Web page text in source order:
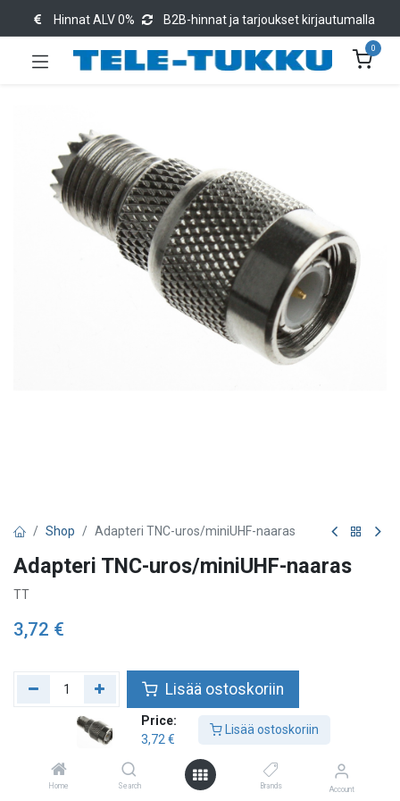
Price:
3,72 €
Lisää ostoskoriin
Home Search Brands Account
Hinnat ALV 0% B2B-hinnat ja tarjoukset kirjautumalla
0
Shop Adapteri TNC-uros/miniUHF-naaras
Adapteri TNC-uros/miniUHF-naaras
TT
3,72 €
Lisää ostoskoriin
Lisää toivelistalle